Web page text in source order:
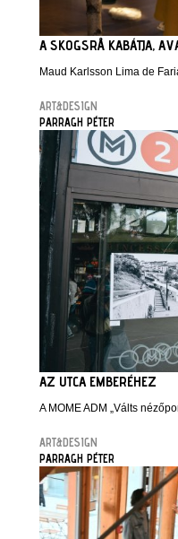
A SKOGSRÅ KABÁTJA,
Maud Karlsson Lima de
ART&DESIGN
PARRAGH PÉTER
AZ UTCA EMBERÉHEZ
A MOME ADM „Válts
ART&DESIGN
PARRAGH PÉTER